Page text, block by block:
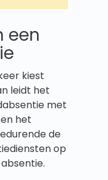
een
kiest
leidt het
met
het
de
op